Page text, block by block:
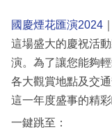
國慶煙花匯演2024
這場盛大的慶祝活
演。為了讓您能夠
各大觀賞地點及交
這一年度盛事的精彩
一鍵跳至：